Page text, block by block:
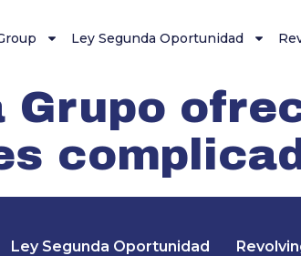
Ley Segunda Oportunidad
Grupo
Ley Segunda Oportunidad